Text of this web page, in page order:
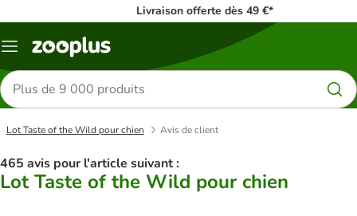
Livraison offerte dès 49 €*
Menu
Rechercher
des
produits
Lot Taste of the Wild pour chien Avis de client
465 avis pour l'article suivant :
Lot Taste of the Wild pour chien